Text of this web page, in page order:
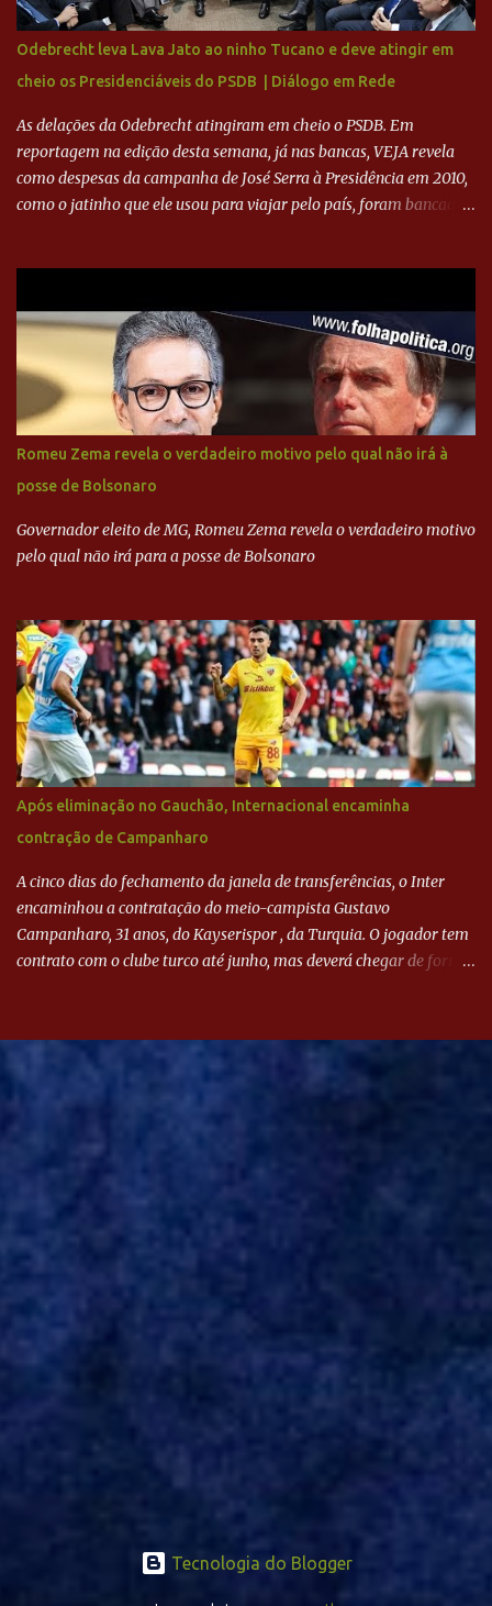
sua história na Raposa, pesaram para que um dos mais icônicos
camisas 9 acertasse a compra do clube. Fonte: Itatiaia Fonte:
ADVOGADO DO CRUZEIRO NA SAF EXPLICA SITUAÇÃO DO
CRUZEIRO - RONALDO COMPROU 90% DAS AÇÕES DO CLUBE
Odebrecht leva Lava Jato ao ninho Tucano e deve atingir em
cheio os Presidenciáveis do PSDB | Diálogo em Rede
As delações da Odebrecht atingiram em cheio o PSDB. Em
reportagem na edição desta semana, já nas bancas, VEJA revela
como despesas da campanha de José Serra à Presidência em 2010,
como o jatinho que ele usou para viajar pelo país, foram bancadas
Executiva Nacional do PSDB (Valter Campanato/Agência Brasil) O
texto também põe fim a um mistério: três fontes confirmaram à
revista que o codinome “santo” que aparece em planilhas da
empreiteira refere-se ao governador de São Paulo, Geraldo
Alckmin (PSDB) — nenhum deles, no entanto, disse ter negociado
diretamente com o paulista. Depoimentos mostram como o
dinheiro da Odebrecht bancou a campanha de Serra em 2010 Leia
mais... A Lava Jato chega ao PSDB | VEJA.com
Romeu Zema revela o verdadeiro motivo pelo qual não irá à
posse de Bolsonaro
Governador eleito de MG, Romeu Zema revela o verdadeiro motivo
pelo qual não irá para a posse de Bolsonaro
Após eliminação no Gauchão, Internacional encaminha
contração de Campanharo
A cinco dias do fechamento da janela de transferências, o Inter
encaminhou a contratação do meio-campista Gustavo
Campanharo, 31 anos, do Kayserispor , da Turquia. O jogador tem
contrato com o clube turco até junho, mas deverá chegar de forma
Evian, da França, Hellas Verona, da Itália, e Ludogorets, da
Bulgária. O último clube brasileiro foi a Chapecoense, em 2020.
Desde então, está no Kayserispor. Caso a negociação seja
opção de Mano Menezes no setor de meio-campo. Atualmente, na
Turquia, Gustavo Campanharo vem atuando como volante, mas
também pode ser utilizado mais avançado. Inter encaminha
Tecnologia do Blogger